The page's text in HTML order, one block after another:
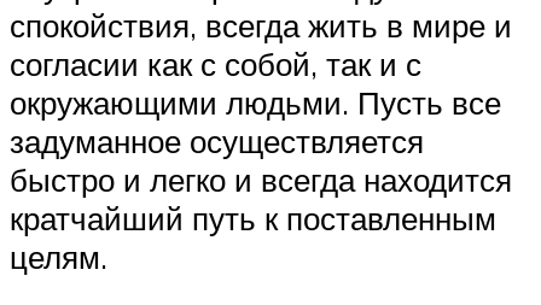
спокойствия, всегда жить в мире и
согласии как с собой, так и с
окружающими людьми. Пусть все
задуманное осуществляется
быстро и легко и всегда находится
кратчайший путь к поставленным
целям.